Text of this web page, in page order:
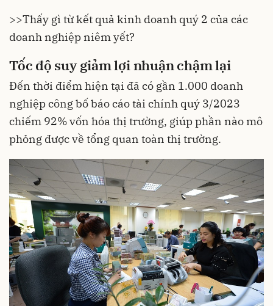
>>Thấy gì từ kết quả kinh doanh quý 2 của các
doanh nghiệp niêm yết?
Tốc độ suy giảm lợi nhuận chậm lại
Đến thời điểm hiện tại đã có gần 1.000 doanh
nghiệp công bố báo cáo tài chính quý 3/2023
chiếm 92% vốn hóa thị trường, giúp phần nào mô
phỏng được về tổng quan toàn thị trường.